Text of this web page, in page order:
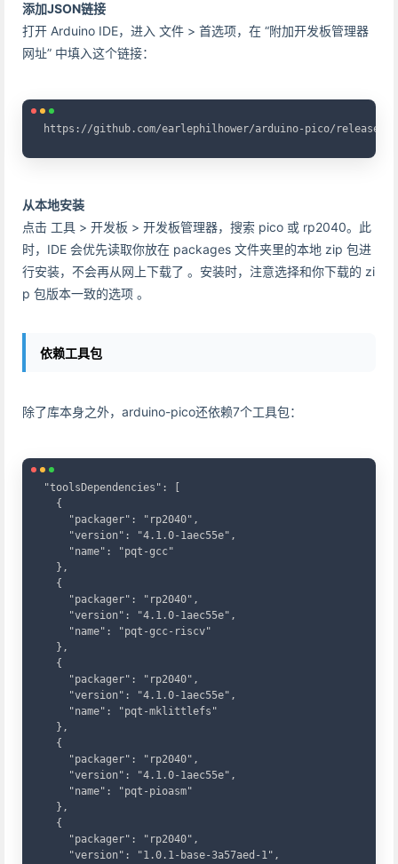
添加JSON链接
打开 Arduino IDE，进入 文件 > 首选项，在 “附加开发板管理器
网址” 中填入这个链接：
https://github.com/earlephilhower/arduino-pico/releases/
从本地安装
点击 工具 > 开发板 > 开发板管理器，搜索 pico 或 rp2040。此
时，IDE 会优先读取你放在 packages 文件夹里的本地 zip 包进
行安装，不会再从网上下载了 。安装时，注意选择和你下载的 zi
p 包版本一致的选项 。
依赖工具包
除了库本身之外，arduino-pico还依赖7个工具包：
"toolsDependencies": [
  {
    "packager": "rp2040",
    "version": "4.1.0-1aec55e",
    "name": "pqt-gcc"
  },
  {
    "packager": "rp2040",
    "version": "4.1.0-1aec55e",
    "name": "pqt-gcc-riscv"
  },
  {
    "packager": "rp2040",
    "version": "4.1.0-1aec55e",
    "name": "pqt-mklittlefs"
  },
  {
    "packager": "rp2040",
    "version": "4.1.0-1aec55e",
    "name": "pqt-pioasm"
  },
  {
    "packager": "rp2040",
    "version": "1.0.1-base-3a57aed-1",